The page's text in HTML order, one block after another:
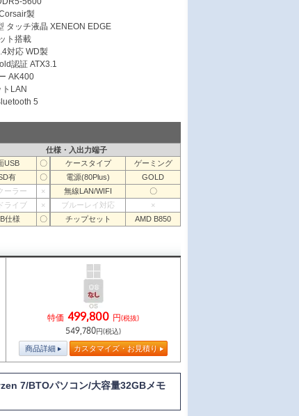
製
ッチ液晶 XENEON EDGE
ト搭載
対応 WD製
認証 ATX3.1
AK400
LAN
5
仕様・入出力端子
USB 〇 ケースタイプ
ゲーミング
有 〇 電源(80Plus)
GOLD
ーラー × 無線LAN/WIFI
〇
ライブ × ブルーレイ対応
×
仕様 〇 チップセット AMD B850
特価 499,800 円(税抜)
549,780円(税込)
商品詳細 カスタマイズ・お見積り
7/BTOパソコン/大容量32GBメモ